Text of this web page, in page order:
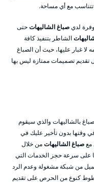
مع أي مساحة.
لديصباغ الشاليهاتحتى
الشاطر بتنفيذ كافة
غبار عليها، حيث أن الصباغ
تصميمات ممتازة ليس بها
بالشاليهات والذي سيقوم
وقتها بدون تأخير عليك في
معصباغ الشاليهاتمن خلال
على سرعة حجز الخدمات التي
من شبكة مشغولة وعدم الرد
كنوع من الحرص على تقديم